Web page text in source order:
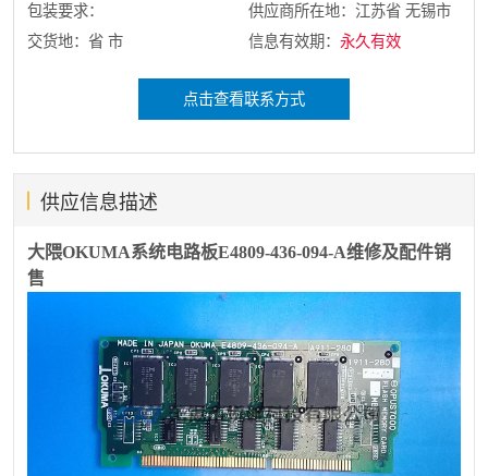
包装要求：
供应商所在地：江苏省 无锡市
交货地：省 市
信息有效期： 永久有效
点击查看联系方式
供应信息描述
大隈OKUMA系统电路板E4809-436-094-A维修及配件销
售